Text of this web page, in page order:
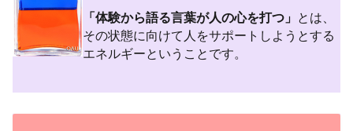
「体験から語る言葉が人の心を打つ」 とは、
その状態に向けて人をサポートしようとする
エネルギーということです。